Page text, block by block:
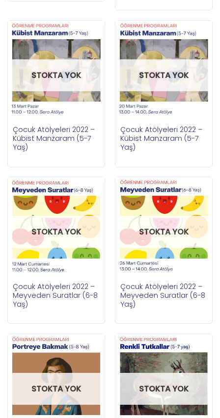
STOKTA YOK
Çocuk Atölyeleri 2022 –
Kübist Manzaram (5-7
Yaş)
STOKTA YOK
Çocuk Atölyeleri 2022 –
Kübist Manzaram (5-7
Yaş)
STOKTA YOK
Çocuk Atölyeleri 2022 –
Meyveden Suratlar (6-8
Yaş)
STOKTA YOK
Çocuk Atölyeleri 2022 –
Meyveden Suratlar (6-8
Yaş)
STOKTA YOK STOKTA YOK